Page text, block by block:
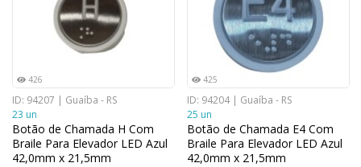
426
ID: 94207 | Guaíba - RS
23 un
Botão de Chamada H Com
Braile Para Elevador LED Azul
42,0mm x 21,5mm
425
ID: 94204 | Guaíba - RS
25 un
Botão de Chamada E4 Com
Braile Para Elevador LED Azul
42,0mm x 21,5mm